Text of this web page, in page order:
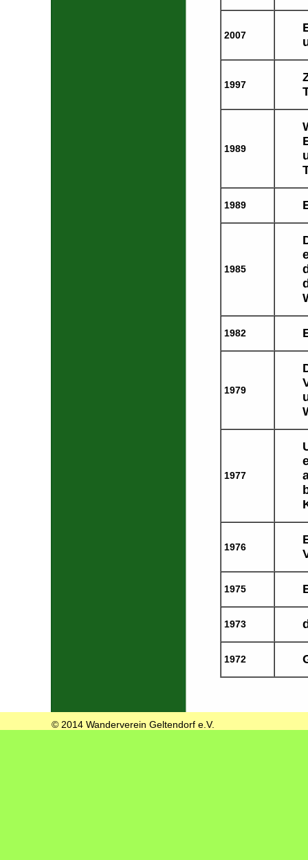
2007
1997
1989
1989
1985
1982
1979
1977
1976
1975
1973
1972
© 2014 Wanderverein Geltendorf e.V.